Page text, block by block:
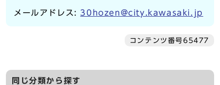
メールアドレス: 30hozen@city.kawasaki.jp
コンテンツ番号65477
同じ分類から探す